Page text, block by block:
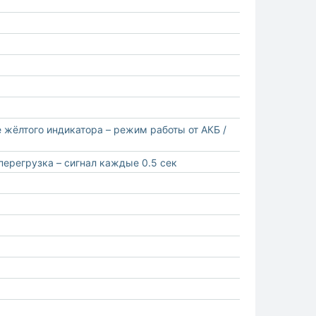
индикатора – режим работы от АКБ /
– сигнал каждые 0.5 сек